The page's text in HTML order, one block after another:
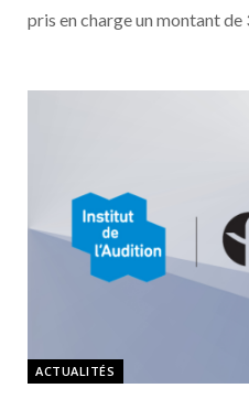
pris en charge un montant
ACTUALITÉS